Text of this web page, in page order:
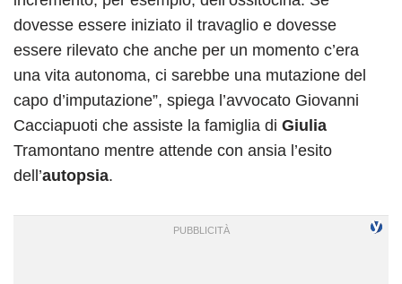
dovesse essere iniziato il travaglio e dovesse
essere rilevato che anche per un momento c’era
una vita autonoma, ci sarebbe una mutazione del
capo d’imputazione”, spiega l’avvocato Giovanni
Cacciapuoti che assiste la famiglia di Giulia
Tramontano mentre attende con ansia l’esito
dell’autopsia.